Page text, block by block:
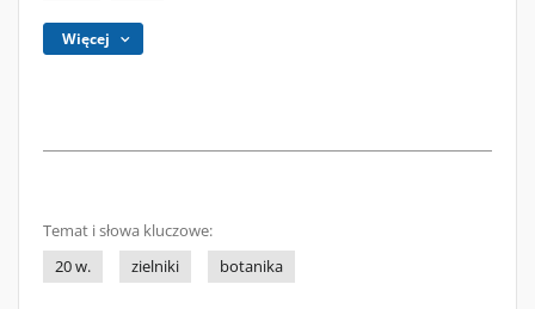
Więcej
Temat i słowa kluczowe:
20 w.
zielniki botanika